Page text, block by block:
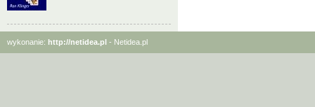
wykonanie: http://netidea.pl - Netidea.pl